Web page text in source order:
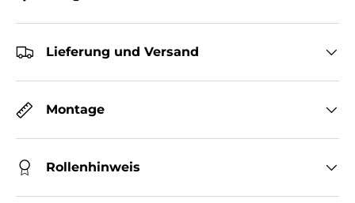
Lieferung und Versand
Montage
Rollenhinweis